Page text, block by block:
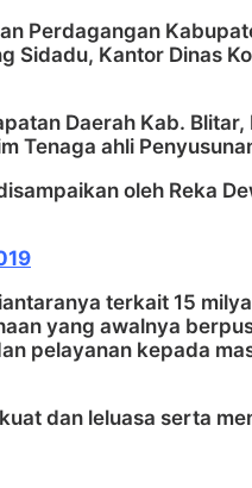
Perdagangan
Sidadu, Kantor Dinas
Daerah Kab.
Tenaga ahli
oleh Reka
terkait 15
yang awalnya
pelayanan kepada
dan leluasa serta